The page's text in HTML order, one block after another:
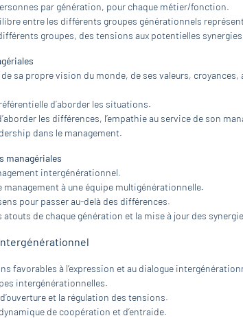
par génération, pour chaque métier/fonction.
entre les différents groupes générationnels
groupes, des tensions aux potentielles synergies
sa propre vision du monde, de ses valeurs,
d’aborder les situations.
les différences, l’empathie au service de son
dans le management.
managériales
intergénérationnel.
management à une équipe multigénérationnelle.
pour passer au-delà des différences.
de chaque génération et la mise à jour des
favorables à l’expression et au dialogue
intergénérationnelles.
et la régulation des tensions.
de coopération et d’entraide.